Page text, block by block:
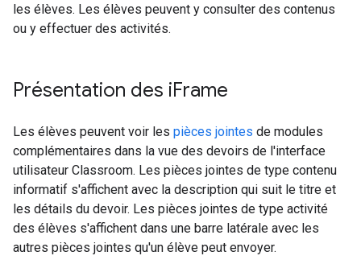
les élèves. Les élèves peuvent y consulter des contenus
ou y effectuer des activités.
Présentation des iFrame
Les élèves peuvent voir les pièces jointes de modules
complémentaires dans la vue des devoirs de l'interface
utilisateur Classroom. Les pièces jointes de type contenu
informatif s'affichent avec la description qui suit le titre et
les détails du devoir. Les pièces jointes de type activité
des élèves s'affichent dans une barre latérale avec les
autres pièces jointes qu'un élève peut envoyer.